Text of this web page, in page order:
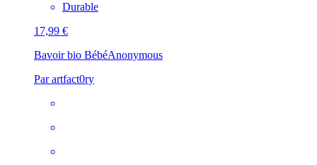
Durable
17,99 €
Bavoir bio BébéAnonymous
Par artfact0ry